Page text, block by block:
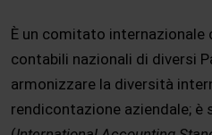
È un comitato internazionale
contabili nazionali di diversi
armonizzare la diversità
rendicontazione aziendale;